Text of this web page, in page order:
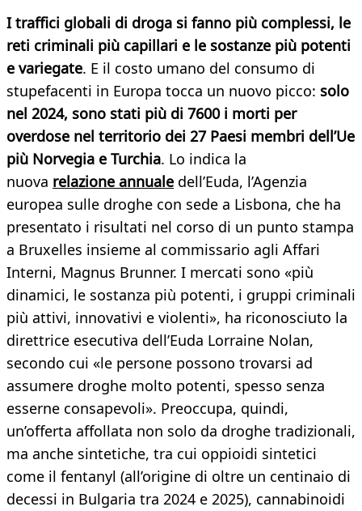
I traffici globali di droga si fanno più complessi, le
reti criminali più capillari e le sostanze più potenti
e variegate. E il costo umano del consumo di
stupefacenti in Europa tocca un nuovo picco: solo
nel 2024, sono stati più di 7600 i morti per
overdose nel territorio dei 27 Paesi membri dell’Ue
più Norvegia e Turchia. Lo indica la
nuova relazione annuale dell’Euda, l’Agenzia
europea sulle droghe con sede a Lisbona, che ha
presentato i risultati nel corso di un punto stampa
a Bruxelles insieme al commissario agli Affari
Interni, Magnus Brunner. I mercati sono «più
dinamici, le sostanza più potenti, i gruppi criminali
più attivi, innovativi e violenti», ha riconosciuto la
direttrice esecutiva dell’Euda Lorraine Nolan,
secondo cui «le persone possono trovarsi ad
assumere droghe molto potenti, spesso senza
esserne consapevoli». Preoccupa, quindi,
un’offerta affollata non solo da droghe tradizionali,
ma anche sintetiche, tra cui oppioidi sintetici
come il fentanyl (all’origine di oltre un centinaio di
decessi in Bulgaria tra 2024 e 2025), cannabinoidi